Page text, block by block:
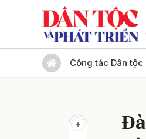
Công tác Dân tộc